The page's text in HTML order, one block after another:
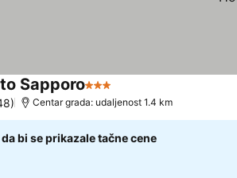
Sapporo3 Zvezdice
Centar grada: udaljenost 1.4 km
bi se prikazale tačne cene